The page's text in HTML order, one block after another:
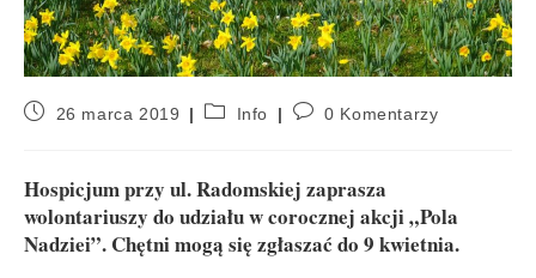
26 marca 2019 Info 0 Komentarzy
Hospicjum przy ul. Radomskiej zaprasza
wolontariuszy do udziału w corocznej akcji „Pola
Nadziei”. Chętni mogą się zgłaszać do 9 kwietnia.